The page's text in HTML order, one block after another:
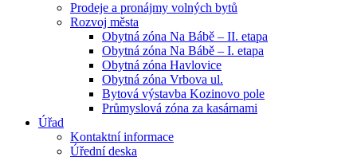
Prodeje a pronájmy volných bytů
Rozvoj města
Obytná zóna Na Bábě – II. etapa
Obytná zóna Na Bábě – I. etapa
Obytná zóna Havlovice
Obytná zóna Vrbova ul.
Bytová výstavba Kozinovo pole
Průmyslová zóna za kasárnami
Úřad
Kontaktní informace
Úřední deska